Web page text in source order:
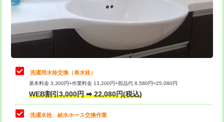
給水管工事※（塩ビ管（VP・HI）使
用（追加）/3ｍ超え)
給水管工事※（ライニング鋼管・銅
管・ポリ管・HT管使用/3ｍまで)
44,000円
給水管工事※（ライニング鋼管・銅
管・ポリ管・HT管使用/3ｍ超え)
排水管工事（土の掘削・埋め戻し作
業）
桝清掃
止水・漏水調査・防水処理・清掃・修
理・調整・分解・加工など（軽作業）
11,000円
止水・漏水調査・防水処理・清掃・修
理・調整・分解・加工など（中作業）
22,000円
止水・漏水調査・防水処理・清掃・修
理・調整・分解・加工など（重作業）
33,000円
キッチンタンク脱着
洗濯用水栓交換（単水栓）
基本料金 3,300円+作業料金 13,200円+部品代 8,580円=25,080円
WEB割引3,000円 ➡ 22,080円(税込)
洗濯水栓、給水ホース交換作業